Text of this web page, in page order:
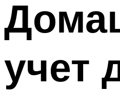
учет